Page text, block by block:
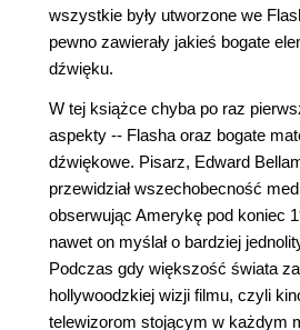
wszystkie były utworzone we
pewno zawierały jakieś bogate
dźwięku.
W tej książce chyba po raz
aspekty -- Flasha oraz bogate
dźwiękowe. Pisarz, Edward
przewidział wszechobecność
obserwując Amerykę pod koniec
nawet on myślał o bardziej
Podczas gdy większość świata
hollywoodzkiej wizji filmu, czyli
telewizorom stojącym w każdym